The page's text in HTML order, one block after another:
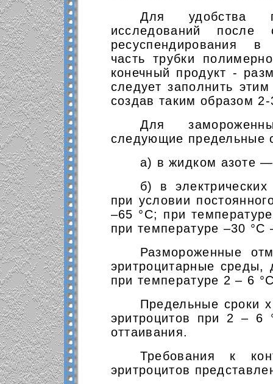
Для удобства
исследований
ресуспендирования
часть трубки
конечный продукт -
следует заполнить
создав таким образом
Для
следующие предельные
а) в жидком азоте
б) в
при условии
–65 °С; при
при температуре –30
Размороженные
эритроцитарные среды,
при температуре 2 – 6
Предельные сроки
эритроцитов при 2 – 6
оттаивания.
Требования к
эритроцитов